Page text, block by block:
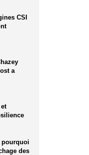
CSI
a
pourquoi
des